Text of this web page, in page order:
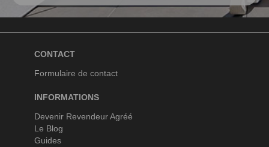
CONTACT
Formulaire de contact
INFORMATIONS
Devenir Revendeur Agréé
Le Blog
Guides